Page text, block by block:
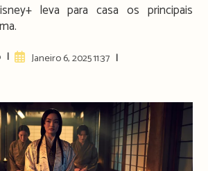
leva para casa os principais
ArtigoJaneiro 6, 2025 11:37